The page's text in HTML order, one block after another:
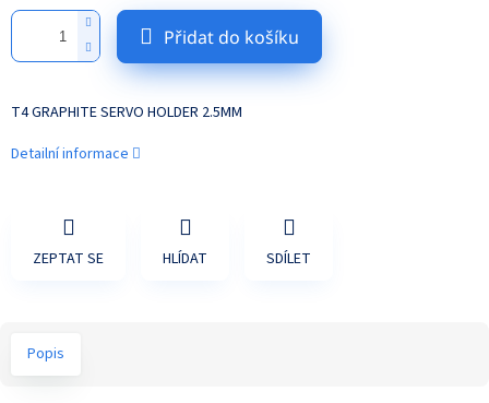
Přidat do košíku
T4 GRAPHITE SERVO HOLDER 2.5MM
Detailní informace
ZEPTAT SE HLÍDAT SDÍLET
Popis